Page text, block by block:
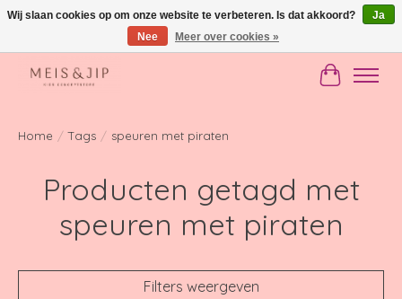
Gratis verzending in NL vanaf €150
Home / Tags / speuren met piraten
Producten getagd met
speuren met piraten
Filters weergeven
Wij slaan cookies op om onze website te verbeteren. Is dat akkoord?
Ja
Nee
Meer over cookies »